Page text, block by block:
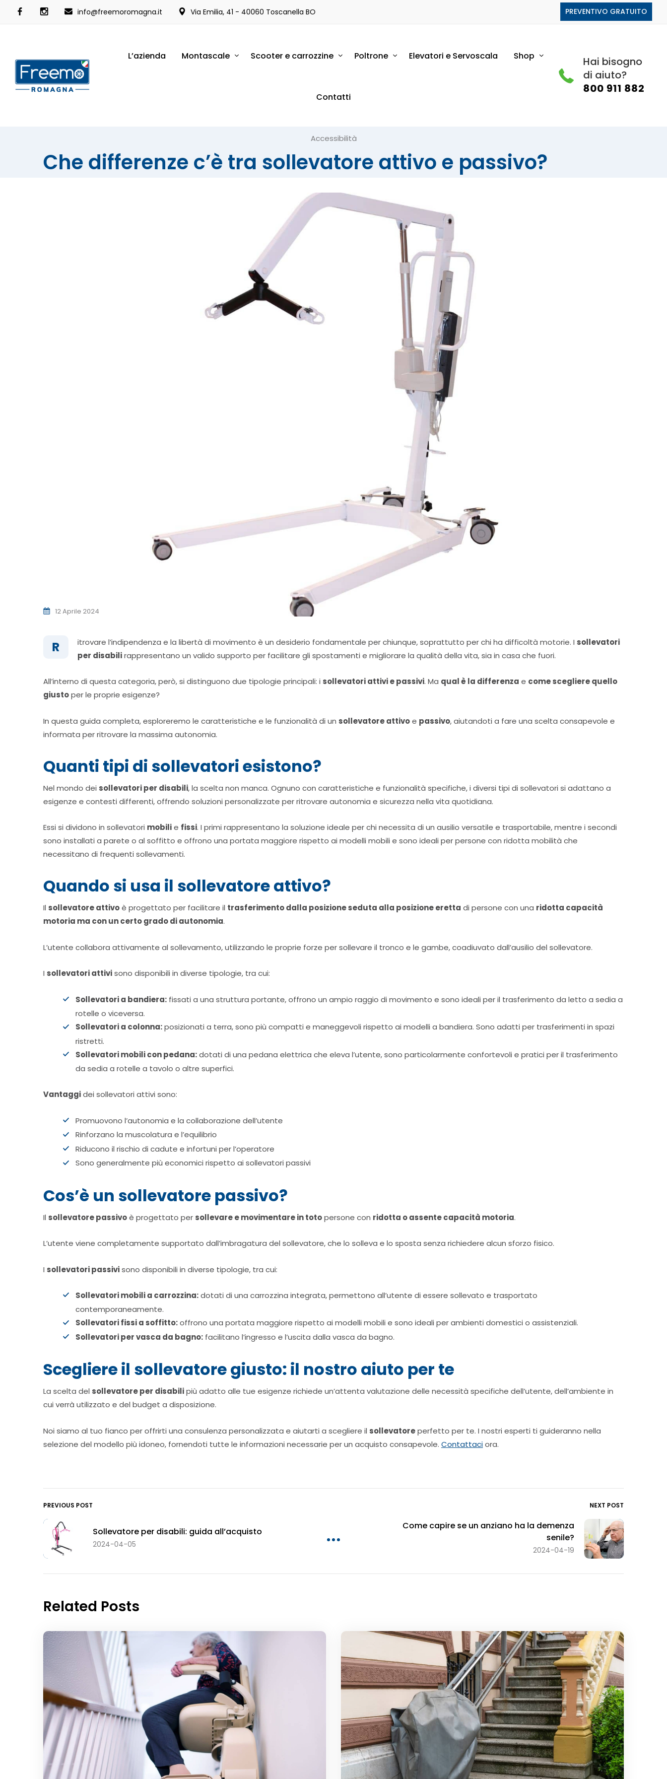
info@freemoromagna.it Via Emilia, 41 - 40060 Toscanella BO PREVENTIVO GRATUITO
L’azienda Montascale Scooter e carrozzine Poltrone Elevatori e Servoscala Shop
Contatti
Hai bisogno
di aiuto?
800 911 882
Accessibilità
Che differenze c’è tra sollevatore attivo e passivo?
12 Aprile 2024
R itrovare l’indipendenza e la libertà di movimento è un desiderio fondamentale per chiunque, soprattutto per chi ha difficoltà motorie. I sollevatori
per disabilirappresentano un valido supporto per facilitare gli spostamenti e migliorare la qualità della vita, sia in casa che fuori.
All’interno di questa categoria, però, si distinguono due tipologie principali: i sollevatori attivi e passivi. Ma qual è la differenza e come scegliere quello
giustoper le proprie esigenze?
In questa guida completa, esploreremo le caratteristiche e le funzionalità di un sollevatore attivoe passivo, aiutandoti a fare una scelta consapevole e
informata per ritrovare la massima autonomia.
Quanti tipi di sollevatori esistono?
Nel mondo dei sollevatori per disabili, la scelta non manca. Ognuno con caratteristiche e funzionalità specifiche, i diversi tipi di sollevatori si adattano a
esigenze e contesti differenti, offrendo soluzioni personalizzate per ritrovare autonomia e sicurezza nella vita quotidiana.
Essi si dividono in sollevatori mobilie fissi. I primi rappresentano la soluzione ideale per chi necessita di un ausilio versatile e trasportabile, mentre i secondi
sono installati a parete o al soffitto e offrono una portata maggiore rispetto ai modelli mobili e sono ideali per persone con ridotta mobilità che
necessitano di frequenti sollevamenti.
Quando si usa il sollevatore attivo?
Il sollevatore attivoè progettato per facilitare il trasferimento dalla posizione seduta alla posizione eretta di persone con una ridotta capacità
motoria ma con un certo grado di autonomia.
L’utente collabora attivamente al sollevamento, utilizzando le proprie forze per sollevare il tronco e le gambe, coadiuvato dall’ausilio del sollevatore.
I sollevatori attivisono disponibili in diverse tipologie, tra cui:
Sollevatori a bandiera: fissati a una struttura portante, offrono un ampio raggio di movimento e sono ideali per il trasferimento da letto a sedia a
rotelle o viceversa.
Sollevatori a colonna:posizionati a terra, sono più compatti e maneggevoli rispetto ai modelli a bandiera. Sono adatti per trasferimenti in spazi
ristretti.
Sollevatori mobili con pedana:dotati di una pedana elettrica che eleva l’utente, sono particolarmente confortevoli e pratici per il trasferimento
da sedia a rotelle a tavolo o altre superfici.
Vantaggidei sollevatori attivi sono:
Promuovono l’autonomia e la collaborazione dell’utente
Rinforzano la muscolatura e l’equilibrio
Riducono il rischio di cadute e infortuni per l’operatore
Sono generalmente più economici rispetto ai sollevatori passivi
Cos’è un sollevatore passivo?
Il sollevatore passivoè progettato per sollevare e movimentare in totopersone con ridotta o assente capacità motoria.
L’utente viene completamente supportato dall’imbragatura del sollevatore, che lo solleva e lo sposta senza richiedere alcun sforzo fisico.
I sollevatori passivisono disponibili in diverse tipologie, tra cui:
Sollevatori mobili a carrozzina:dotati di una carrozzina integrata, permettono all’utente di essere sollevato e trasportato
contemporaneamente.
Sollevatori fissi a soffitto:offrono una portata maggiore rispetto ai modelli mobili e sono ideali per ambienti domestici o assistenziali.
Sollevatori per vasca da bagno: facilitano l’ingresso e l’uscita dalla vasca da bagno.
Scegliere il sollevatore giusto: il nostro aiuto per te
La scelta del sollevatore per disabilipiù adatto alle tue esigenze richiede un’attenta valutazione delle necessità specifiche dell’utente, dell’ambiente in
cui verrà utilizzato e del budget a disposizione.
Noi siamo al tuo fianco per offrirti una consulenza personalizzata e aiutarti a scegliere il sollevatoreperfetto per te. I nostri esperti ti guideranno nella
selezione del modello più idoneo, fornendoti tutte le informazioni necessarie per un acquisto consapevole. Contattaciora.
PREVIOUS POST
Sollevatore per disabili: guida all’acquisto
2024-04-05
NEXT POST
Come capire se un anziano ha la demenza
senile?
2024-04-19
Related Posts